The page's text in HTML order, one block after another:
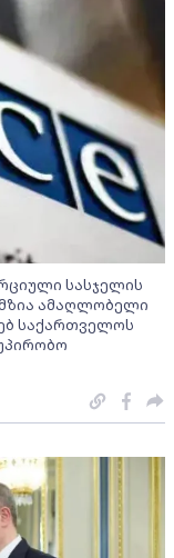
სასჯელის
ამაღლობელი
საქართველოს